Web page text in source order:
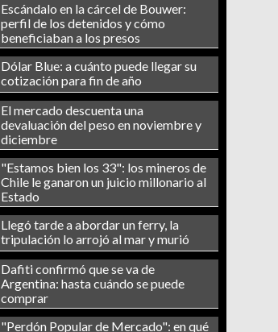
Escándalo en la cárcel de Bouwer:
perfil de los detenidos y cómo
beneficiaban a los presos
Dólar Blue: a cuánto puede llegar su
cotización para fin de año
El mercado descuenta una
devaluación del peso en noviembre y
diciembre
"Estamos bien los 33": los mineros de
Chile le ganaron un juicio millonario al
Estado
Llegó tarde a abordar un ferry, la
tripulación lo arrojó al mar y murió
Dafiti confirmó que se va de
Argentina: hasta cuándo se puede
comprar
"Perdón Popular de Mercado": en qué